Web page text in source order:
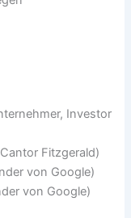
Investor
Fitzgerald)
von Google)
von Google)